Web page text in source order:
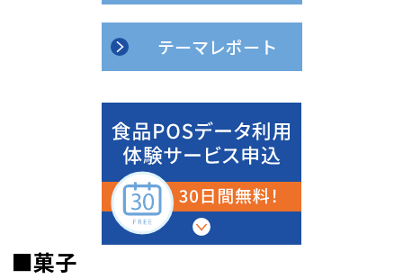
テーマレポート
■菓子